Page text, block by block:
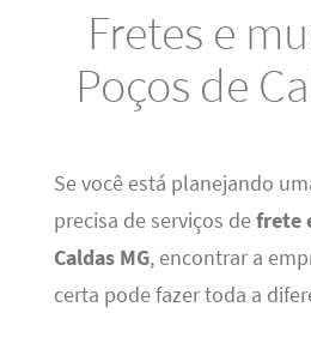
Fretes e
Poços de
Se você está planejando
precisa de serviços defrete
Caldas MG, encontrar a
certa pode fazer toda a